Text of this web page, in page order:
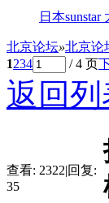
日本
北京论坛»北京论
1234 / 4 页
返回列
查看: 2322|回复:
35